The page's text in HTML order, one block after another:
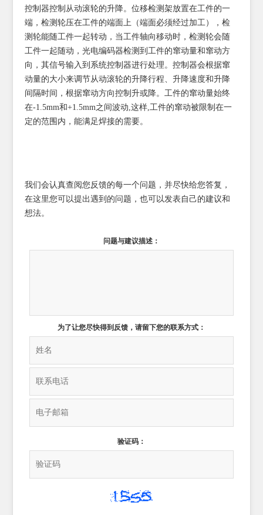
控制器控制从动滚轮的升降。位移检测架放置在工件的一
端，检测轮压在工件的端面上（端面必须经过加工），检
测轮能随工件一起转动，当工件轴向移动时，检测轮会随
工件一起随动，光电编码器检测到工件的窜动量和窜动方
向，其信号输入到系统控制器进行处理。控制器会根据窜
动量的大小来调节从动滚轮的升降行程、升降速度和升降
间隔时间，根据窜动方向控制升或降。工件的窜动量始终
在-1.5mm和+1.5mm之间波动,这样,工件的窜动被限制在一
定的范围内，能满足焊接的需要。
我们会认真查阅您反馈的每一个问题，并尽快给您答复，
在这里您可以提出遇到的问题，也可以发表自己的建议和
想法。
问题与建议描述：
为了让您尽快得到反馈，请留下您的联系方式：
验证码：